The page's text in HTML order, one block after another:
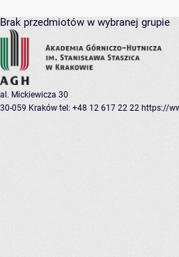
Brak przedmiotów w wybranej grupie
al. Mickiewicza 30
30-059 Kraków tel: +48 12 617 22 22 https://